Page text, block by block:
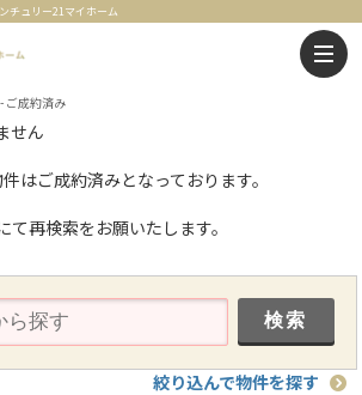
チュリー21マイホーム
- ご成約済み
せん
はご成約済みとなっております。
て再検索をお願いたします。
絞り込んで物件を探す